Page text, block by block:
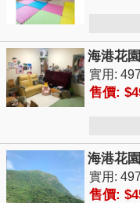
海港花園
實用:
售價:
海港花園
實用:
售價: